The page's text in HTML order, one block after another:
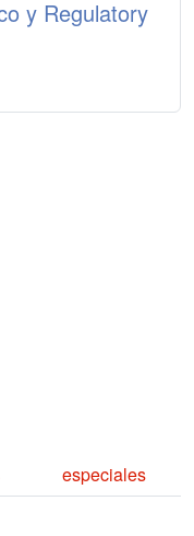
y Regulatory
especiales